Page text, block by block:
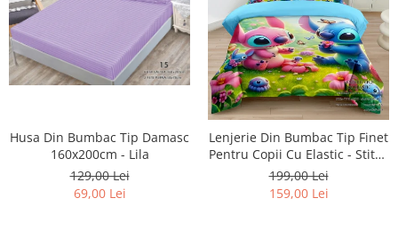
Husa Din Bumbac Tip Damasc
160x200cm - Lila
129,00 Lei
69,00 Lei
Lenjerie Din Bumbac Tip Finet
Pentru Copii Cu Elastic - Stitch
Si Angel Pe Camp De Flori
199,00 Lei
159,00 Lei